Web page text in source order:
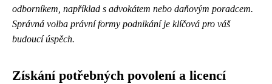
odborníkem, například s advokátem nebo daňovým poradcem.
Správná volba právní formy podnikání je klíčová pro váš
budoucí úspěch.
Získání potřebných povolení a licencí